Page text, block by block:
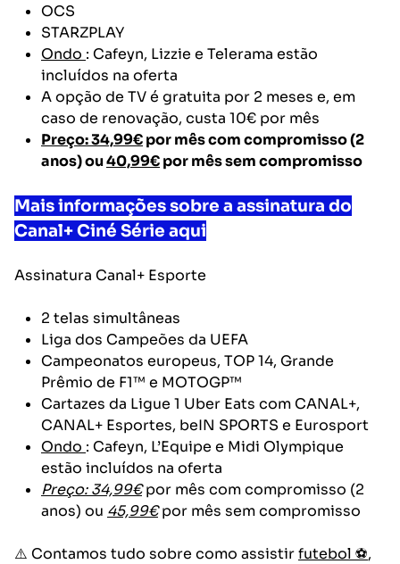
OCS
STARZPLAY
Ondo : Cafeyn, Lizzie e Telerama estão
incluídos na oferta
A opção de TV é gratuita por 2 meses e, em
caso de renovação, custa 10€ por mês
Preço: 34,99€por mês com compromisso (2
anos) ou40,99€por mês sem compromisso
Mais informações sobre a assinatura do
Canal+ Ciné Série aqui
Assinatura Canal+ Esporte
2 telas simultâneas
Liga dos Campeões da UEFA
Campeonatos europeus, TOP 14, Grande
Prêmio de F1™ e MOTOGP™
Cartazes da Ligue 1 Uber Eats com CANAL+,
CANAL+ Esportes, beIN SPORTS e Eurosport
Ondo : Cafeyn, L’Equipe e Midi Olympique
estão incluídos na oferta
Preço: 34,99€por mês com compromisso (2
anos) ou 45,99€por mês sem compromisso
⚠️ Contamos tudo sobre como assistirfutebol ⚽,